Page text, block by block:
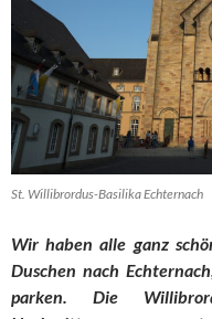
St. Willibrordus-Basilika Echternach
Wir haben alle ganz
Duschen nach
parken. Die